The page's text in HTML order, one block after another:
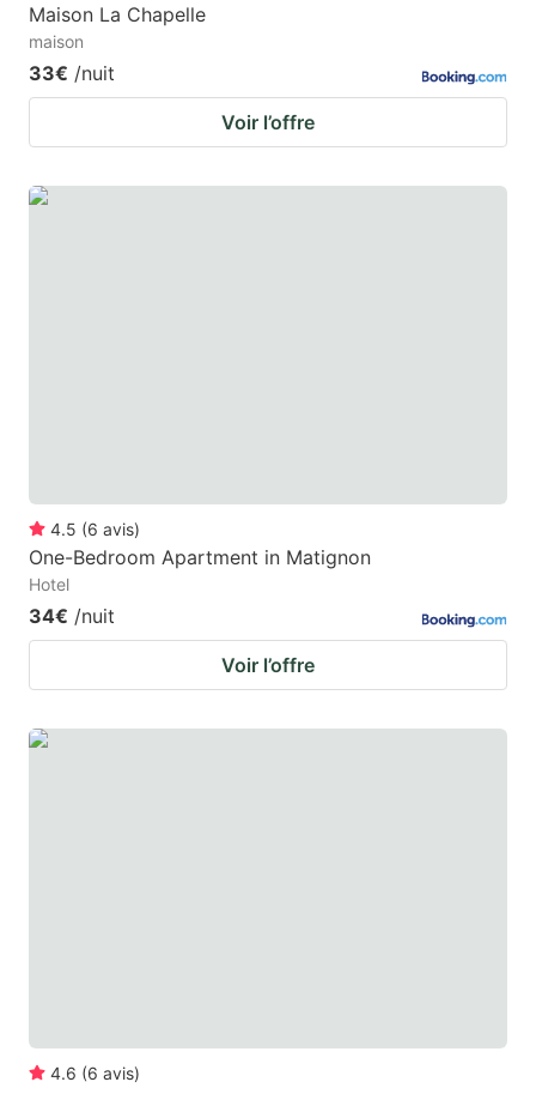
Maison La Chapelle
maison
33€ /nuit
Voir l’offre
4.5 (6 avis)
One-Bedroom Apartment in Matignon
Hotel
34€ /nuit
Voir l’offre
4.6 (6 avis)